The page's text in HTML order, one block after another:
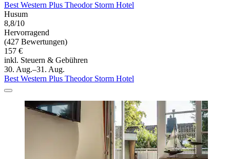
Best Western Plus Theodor Storm Hotel
Husum
8,8/10
Hervorragend
(427 Bewertungen)
157 €
inkl. Steuern & Gebühren
30. Aug.–31. Aug.
Best Western Plus Theodor Storm Hotel